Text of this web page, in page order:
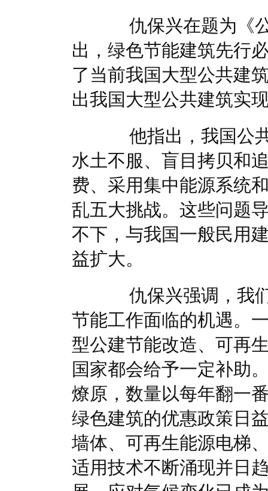
仇保兴在题为《公
出，绿色节能建筑先行
了当前我国大型公共建
出我国大型公共建筑实
他指出，我国公共
水土不服、盲目拷贝和
费、采用集中能源系统
乱五大挑战。这些问题
不下，与我国一般民用
益扩大。
仇保兴强调，我们
节能工作面临的机遇。
型公建节能改造、可再
国家都会给予一定补助
燎原，数量以每年翻一
绿色建筑的优惠政策日
墙体、可再生能源电梯
适用技术不断涌现并日